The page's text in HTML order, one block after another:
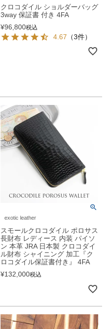
クロコダイル ショルダーバッグ
3way 保証書 付き 4FA
¥96,800税込
4.67 （3件）
exotic leather
スモールクロコダイル ポロサス
長財布 レディース 内装 パイソ
ン 本革 JRA 日本製 クロコダイ
ル財布 シャイニング 加工『ク
ロコダイル保証書付き』 4FA
¥132,000税込